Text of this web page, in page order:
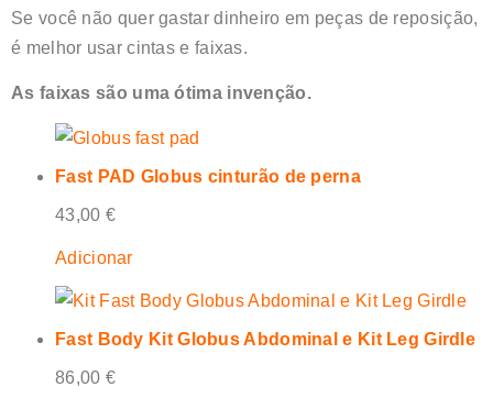
Se você não quer gastar dinheiro em peças de reposição,
é melhor usar cintas e faixas.
As faixas são uma ótima invenção.
Fast PAD Globus cinturão de perna
43,00 €
Adicionar
Fast Body Kit Globus Abdominal e Kit Leg Girdle
86,00 €